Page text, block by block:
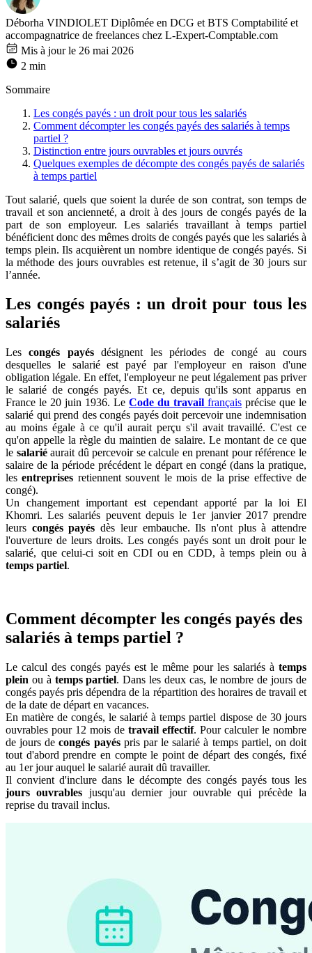
Déborha VINDIOLET Diplômée en DCG et BTS Comptabilité et
accompagnatrice de freelances chez L-Expert-Comptable.com
Mis à jour le 26 mai 2026
2 min
Sommaire
Les congés payés : un droit pour tous les salariés
Comment décompter les congés payés des salariés à temps
partiel ?
Distinction entre jours ouvrables et jours ouvrés
Quelques exemples de décompte des congés payés de salariés
à temps partiel
Tout salarié, quels que soient la durée de son contrat, son temps de
travail et son ancienneté, a droit à des jours de congés payés de la
part de son employeur. Les salariés travaillant à temps partiel
bénéficient donc des mêmes droits de congés payés que les salariés à
temps plein. Ils acquièrent un nombre identique de congés payés. Si
la méthode des jours ouvrables est retenue, il s’agit de 30 jours sur
l’année.
Les congés payés : un droit pour tous les
salariés
Lescongés payésdésignent les périodes de congé au cours
desquelles le salarié est payé par l'employeur en raison d'une
obligation légale. En effet, l'employeur ne peut légalement pas priver
le salarié de congés payés. Et ce, depuis qu'ils sont apparus en
France le 20 juin 1936. Le Code du travail français précise que le
salarié qui prend des congés payés doit percevoir une indemnisation
au moins égale à ce qu'il aurait perçu s'il avait travaillé. C'est ce
qu'on appelle la règle du maintien de salaire. Le montant de ce que
le salariéaurait dû percevoir se calcule en prenant pour référence le
salaire de la période précédent le départ en congé (dans la pratique,
lesentreprises retiennent souvent le mois de la prise effective de
congé).
Un changement important est cependant apporté par la loi El
Khomri. Les salariés peuvent depuis le 1er janvier 2017 prendre
leurs congés payés dès leur embauche. Ils n'ont plus à attendre
l'ouverture de leurs droits. Les congés payés sont un droit pour le
salarié, que celui-ci soit en CDI ou en CDD, à temps plein ou à
temps partiel.
Comment décompter les congés payés des
salariés à temps partiel ?
Le calcul des congés payés est le même pour les salariés à temps
plein ou à temps partiel. Dans les deux cas, le nombre de jours de
congés payés pris dépendra de la répartition des horaires de travail et
de la date de départ en vacances.
En matière de congés, le salarié à temps partiel dispose de 30 jours
ouvrables pour 12 mois de travail effectif. Pour calculer le nombre
de jours decongés payéspris par le salarié à temps partiel, on doit
tout d'abord prendre en compte le point de départ des congés, fixé
au 1er jour auquel le salarié aurait dû travailler.
Il convient d'inclure dans le décompte des congés payés tous les
jours ouvrables jusqu'au dernier jour ouvrable qui précède la
reprise du travail inclus.